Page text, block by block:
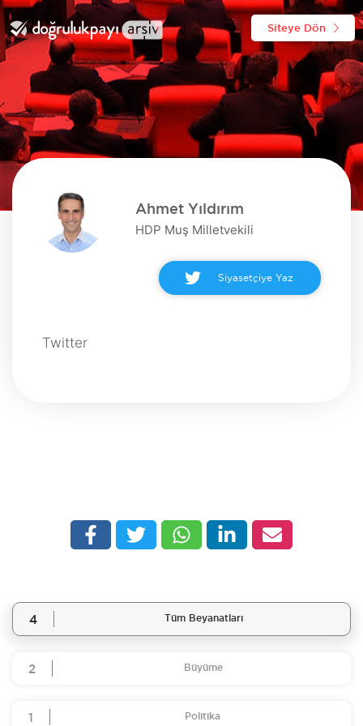
Siteye Dön
Ahmet Yıldırım
HDP Muş Milletvekili
Siyasetçiye Yaz
Twitter
4 Tüm Beyanatları
2 Büyüme
1 Politika